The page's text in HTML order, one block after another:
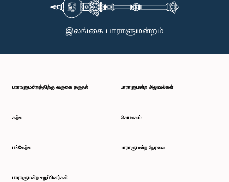
பாராளுமன்றத்திற்கு வருகை தருதல்
கற்க
பங்கேற்க
பாராளுமன்ற உறுப்பினர்கள்
பாராளுமன்ற அலுவல்கள்
செயலகம்
பாராளுமன்ற நேரலை